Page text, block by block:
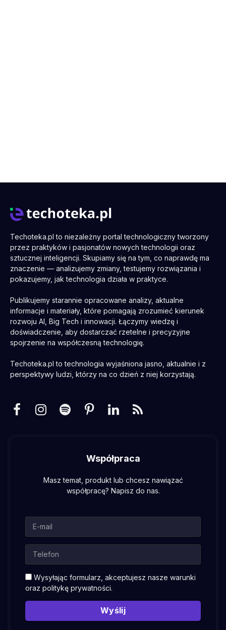
Techoteka.pl to niezależny portal technologiczny tworzony
przez praktyków i pasjonatów nowych technologii oraz
sztucznej inteligencji. Skupiamy się na tym, co naprawdę ma
znaczenie — analizujemy zmiany, testujemy rozwiązania i
pokazujemy, jak technologia działa w praktyce.
Publikujemy starannie opracowane analizy, aktualne
informacje i materiały, które pomagają zrozumieć kierunek
rozwoju AI, Big Tech i innowacji. Łączymy wiedzę i
doświadczenie, aby dostarczać rzetelne i precyzyjne
spojrzenie na współczesną technologię.
Techoteka.pl to technologia wyjaśniona jasno, aktualnie i z
perspektywy ludzi, którzy na co dzień z niej korzystają.
FacebookInstagramSpotifyPinterestLinkedInRSS
Współpraca
Masz temat, produkt lub chcesz nawiązać
współpracę? Napisz do nas.
Wysyłając formularz, akceptujesz nasze warunki
oraz politykę prywatności.
Wyślij